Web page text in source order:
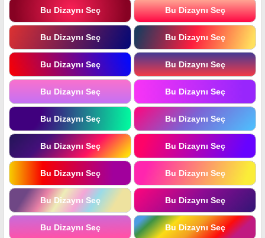
Bu Dizaynı Seç Bu Dizaynı Seç
Bu Dizaynı Seç Bu Dizaynı Seç
Bu Dizaynı Seç Bu Dizaynı Seç
Bu Dizaynı Seç Bu Dizaynı Seç
Bu Dizaynı Seç Bu Dizaynı Seç
Bu Dizaynı Seç Bu Dizaynı Seç
Bu Dizaynı Seç Bu Dizaynı Seç
Bu Dizaynı Seç Bu Dizaynı Seç
Bu Dizaynı Seç Bu Dizaynı Seç